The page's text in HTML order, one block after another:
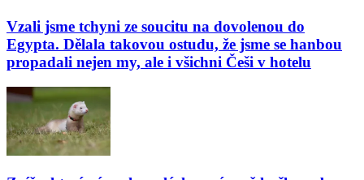
Vzali jsme tchyni ze soucitu na dovolenou do
Egypta. Dělala takovou ostudu, že jsme se hanbou
propadali nejen my, ale i všichni Češi v hotelu